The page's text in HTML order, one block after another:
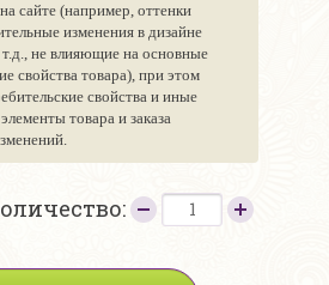
сайте (например, оттенки
изменения в дизайне
т.д., не влияющие на основные
свойства товара), при этом
свойства и иные
товара и заказа